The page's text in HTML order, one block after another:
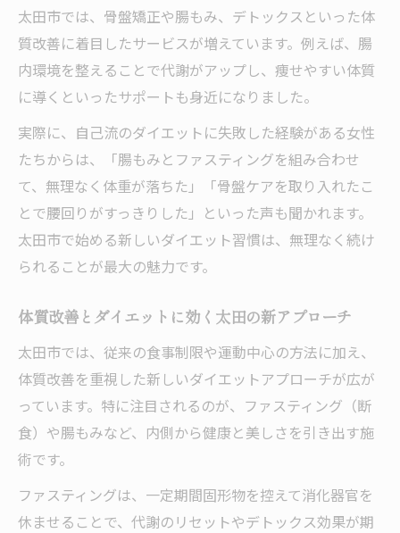
太田市では、骨盤矯正や腸もみ、デトックスといった体
質改善に着目したサービスが増えています。例えば、腸
内環境を整えることで代謝がアップし、痩せやすい体質
に導くといったサポートも身近になりました。
実際に、自己流のダイエットに失敗した経験がある女性
たちからは、「腸もみとファスティングを組み合わせ
て、無理なく体重が落ちた」「骨盤ケアを取り入れたこ
とで腰回りがすっきりした」といった声も聞かれます。
太田市で始める新しいダイエット習慣は、無理なく続け
られることが最大の魅力です。
体質改善とダイエットに効く太田の新アプローチ
太田市では、従来の食事制限や運動中心の方法に加え、
体質改善を重視した新しいダイエットアプローチが広が
っています。特に注目されるのが、ファスティング（断
食）や腸もみなど、内側から健康と美しさを引き出す施
術です。
ファスティングは、一定期間固形物を控えて消化器官を
休ませることで、代謝のリセットやデトックス効果が期